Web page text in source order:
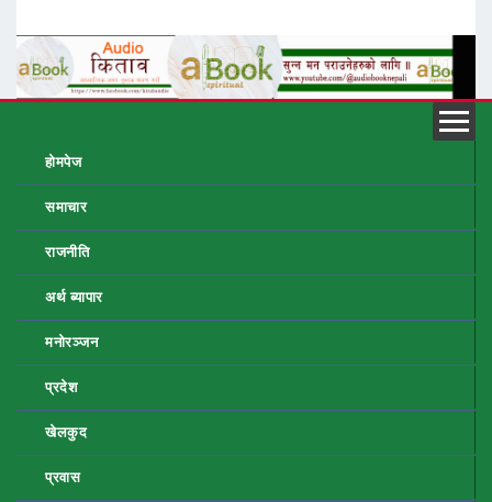
होमपेज
समाचार
राजनीति
अर्थ ब्यापार
मनोरञ्जन
प्रदेश
खेलकुद
प्रवास